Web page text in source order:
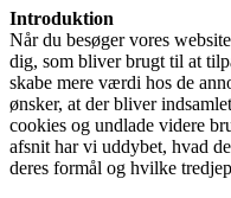
Privatlivspolitik
Introduktion
Når du besøger vores
dig, som bliver brugt til at
skabe mere værdi hos de
ønsker, at der bliver
cookies og undlade videre
afsnit har vi uddybet, hvad
deres formål og hvilke